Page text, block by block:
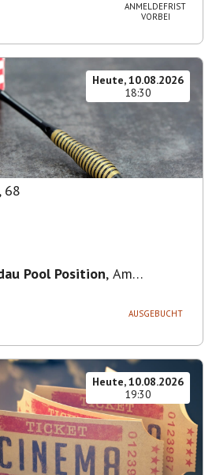
ANMELDEFRIST
VORBEI
Heute, 10.08.2026
18:30
, 68
Pool Position, Am
AUSGEBUCHT
Heute, 10.08.2026
19:30